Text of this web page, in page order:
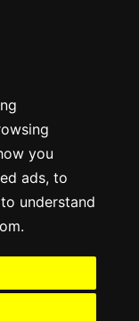
you
ads, to
understand